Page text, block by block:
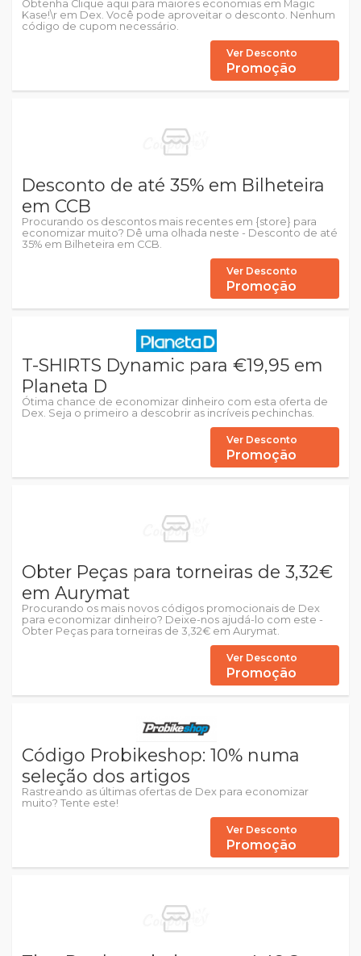
Obtenha Clique aqui para maiores economias em Magic
Kase!\r em Dex. Você pode aproveitar o desconto. Nenhum
código de cupom necessário.
Ver Desconto
Promoção
Desconto de até 35% em Bilheteira
em CCB
Procurando os descontos mais recentes em {store} para
economizar muito? Dê uma olhada neste - Desconto de até
35% em Bilheteira em CCB.
Ver Desconto
Promoção
T-SHIRTS Dynamic para €19,95 em
Planeta D
Ótima chance de economizar dinheiro com esta oferta de
Dex. Seja o primeiro a descobrir as incríveis pechinchas.
Ver Desconto
Promoção
Obter Peças para torneiras de 3,32€
em Aurymat
Procurando os mais novos códigos promocionais de Dex
para economizar dinheiro? Deixe-nos ajudá-lo com este -
Obter Peças para torneiras de 3,32€ em Aurymat.
Ver Desconto
Promoção
Código Probikeshop: 10% numa
seleção dos artigos
Rastreando as últimas ofertas de Dex para economizar
muito? Tente este!
Ver Desconto
Promoção